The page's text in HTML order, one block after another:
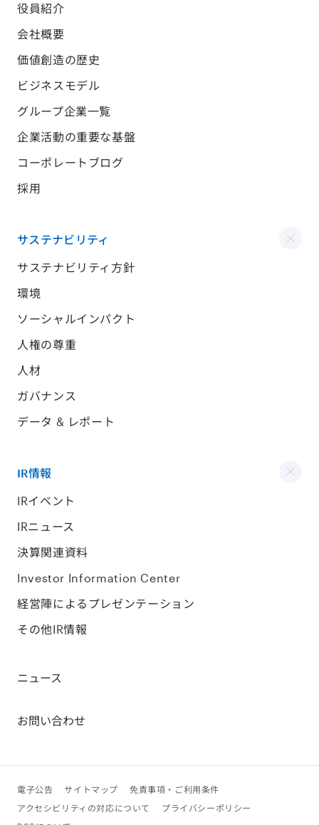
役員紹介
会社概要
価値創造の歴史
ビジネスモデル
グループ企業一覧
企業活動の重要な基盤
コーポレートブログ
採用
サステナビリティ
サステナビリティ方針
環境
ソーシャルインパクト
人権の尊重
人材
ガバナンス
データ & レポート
IR情報
IRイベント
IRニュース
決算関連資料
Investor Information Center
経営陣によるプレゼンテーション
その他IR情報
ニュース
お問い合わせ
電子公告 サイトマップ
免責事項・ご利用条件
アクセシビリティの対応について
プライバシーポリシー